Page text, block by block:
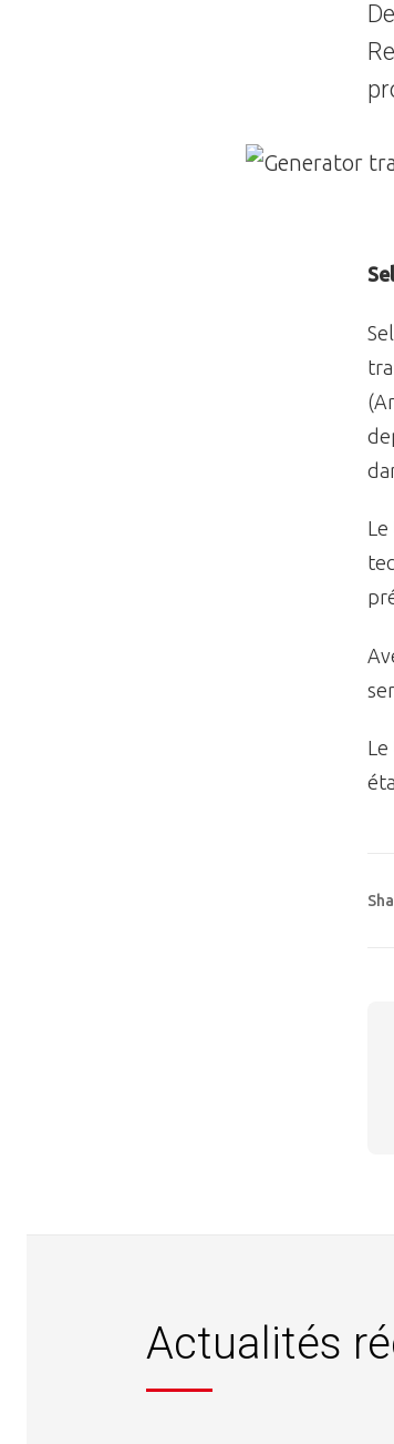
Image
Actualités